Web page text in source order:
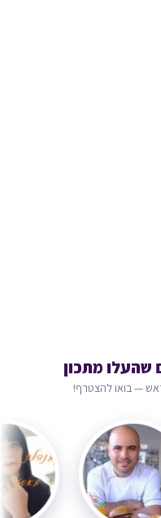
שהעלו מתכון
— בואו להצטרף!